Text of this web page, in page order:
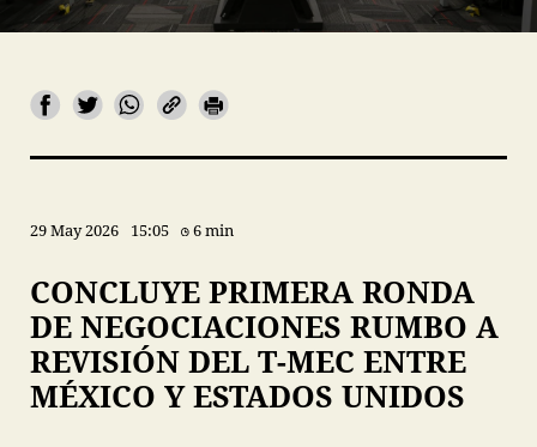
29 May 2026 15:05 6 min
CONCLUYE PRIMERA RONDA
DE NEGOCIACIONES RUMBO A
REVISIÓN DEL T-MEC ENTRE
MÉXICO Y ESTADOS UNIDOS